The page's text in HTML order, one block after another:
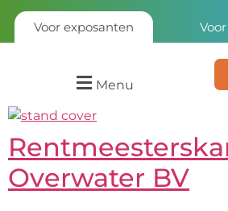
Voor exposanten
Menu
Overwater BV